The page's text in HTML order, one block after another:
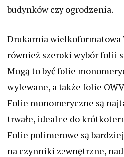
budynków czy ogrodzenia.
Drukarnia wielkoformatowa
również szeroki wybór folii
Mogą to być folie
wylewane, a także folie
Folie monomeryczne są
trwałe, idealne do
Folie polimerowe są
na czynniki zewnętrzne,